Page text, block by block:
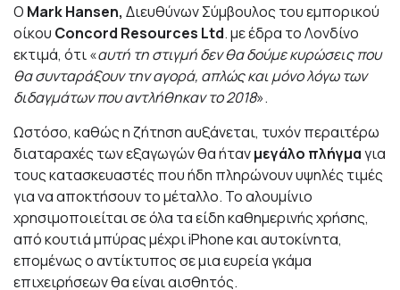
Ο Mark Hansen, Διευθύνων Σύμβουλος του εμπορικού
οίκου Concord Resources Ltd. με έδρα το Λονδίνο
εκτιμά, ότι «αυτή τη στιγμή δεν θα δούμε κυρώσεις που
θα συνταράξουν την αγορά, απλώς και μόνο λόγω των
διδαγμάτων που αντλήθηκαν το 2018».
Ωστόσο, καθώς η ζήτηση αυξάνεται, τυχόν περαιτέρω
διαταραχές των εξαγωγών θα ήτανμεγάλο πλήγμαγια
τους κατασκευαστές που ήδη πληρώνουν υψηλές τιμές
για να αποκτήσουν το μέταλλο. Το αλουμίνιο
χρησιμοποιείται σε όλα τα είδη καθημερινής χρήσης,
από κουτιά μπύρας μέχρι iPhone και αυτοκίνητα,
επομένως ο αντίκτυπος σε μια ευρεία γκάμα
επιχειρήσεων θα είναι αισθητός.